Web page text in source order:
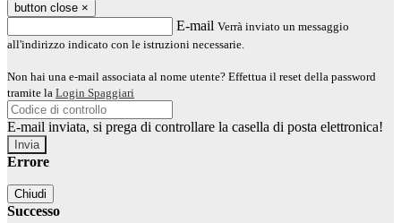
button close ×
E-mail Verrà inviato un messaggio
all'indirizzo indicato con le istruzioni necessarie.
Non hai una e-mail associata al nome utente? Effettua il reset della password
tramite la Login Spaggiari
E-mail inviata, si prega di controllare la casella di posta elettronica!
Errore
Chiudi
Successo